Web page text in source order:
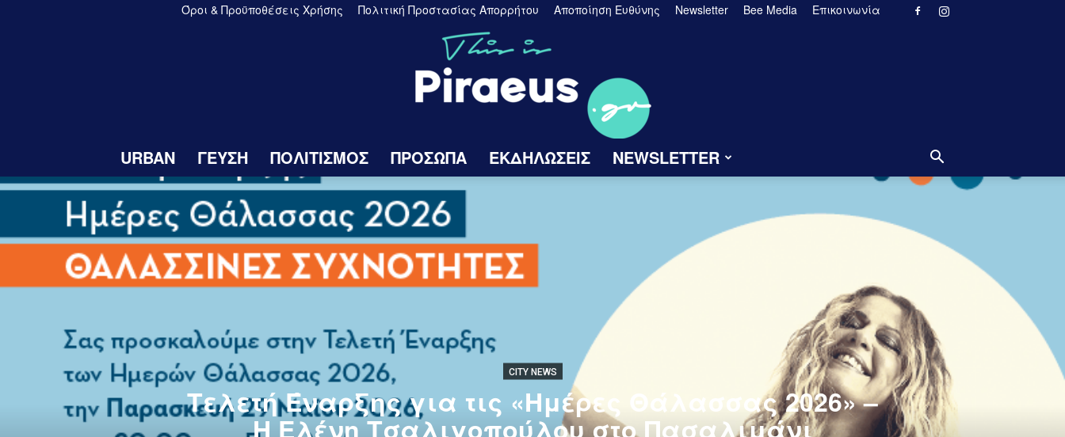
Όροι & Προϋποθέσεις Χρήσης Πολιτική Προστασίας Απορρήτου Αποποίηση Ευθύνης Newsletter Bee Media Επικοινωνία
URBAN ΓΕΥΣΗ ΠΟΛΙΤΙΣΜΟΣ ΠΡΟΣΩΠΑ ΕΚΔΗΛΩΣΕΙΣ NEWSLETTER
CITY NEWS
Τελετή Έναρξης για τις «Ημέρες Θάλασσας 2026» –
H Ελένη Τσαλιγοπούλου στο Πασαλιμάνι